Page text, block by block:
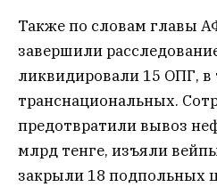
Также по словам главы
завершили
ликвидировали 15 ОПГ, в
транснациональных.
предотвратили вывоз
млрд тенге, изъяли
закрыли 18 подпольных